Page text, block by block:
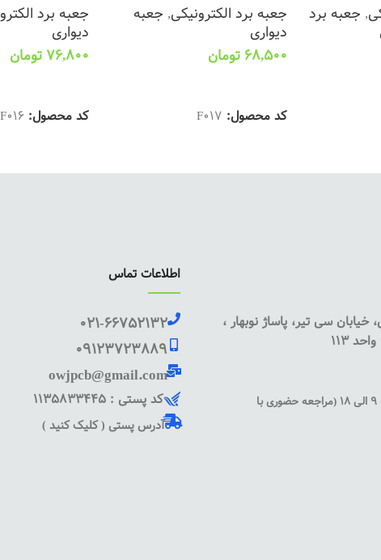
, جعبه برد
جعبه برد الکترونیکی, جعبه
دیواری
68,500 تومان
کد محصول: F017
جعبه برد
دیواری
76,800 تومان
کد محصول: F016
خیابان سی تیر، پاساژ نوبهار ،
113
شنبه تا پنجشنبه 9 الی 18 (مراجعه حضوری با
اطلاعات تماس
021-66752132
09123723889
owjpcb@gmail.com
کد پستی : 1135833445
آدرس پستی ( کلیک کنید )